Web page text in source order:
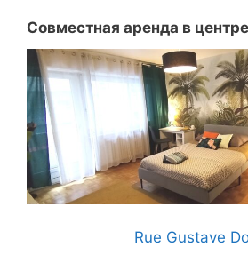
Совместная аренда в
Rue Gustave